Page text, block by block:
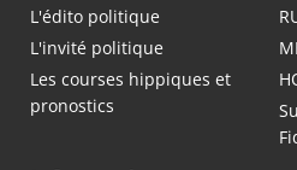
L'édito politique
L'invité politique
Les courses hippiques et
pronostics